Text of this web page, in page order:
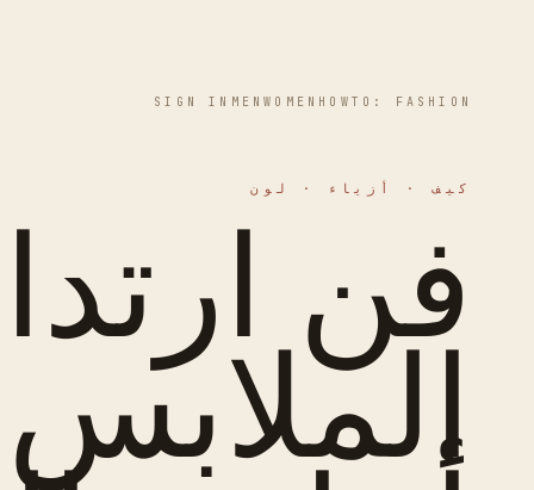
HOWTO: FASHION
WOMEN
MEN
SIGN IN
كيف · أزياء · لون
فن
الملابس